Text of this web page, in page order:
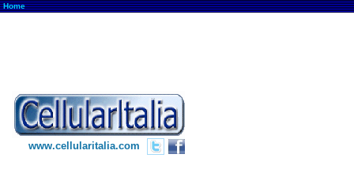
Home
www.cellularitalia.com